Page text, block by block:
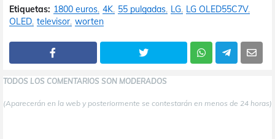
Etiquetas: 1800 euros 4K 55 pulgadas LG LG OLED55C7V
OLED televisor worten
TODOS LOS COMENTARIOS SON MODERADOS
(Aparecerán en la web y posteriormente se contestarán en menos de 24 horas)